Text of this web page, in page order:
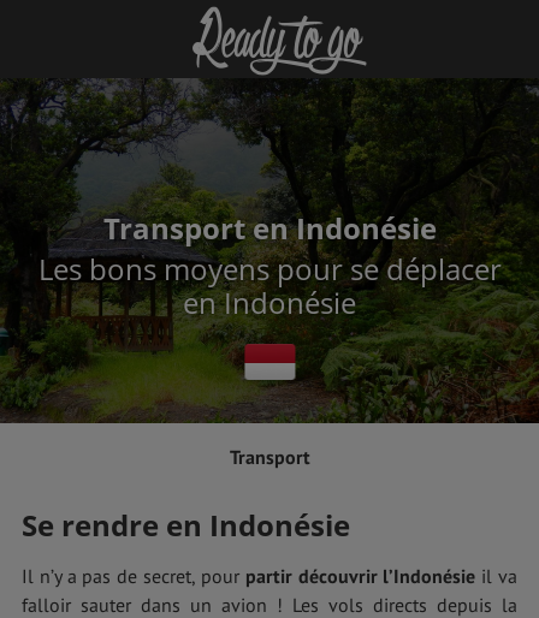
Transport en Indonésie
Les bons moyens pour se déplacer
en Indonésie
Transport
Se rendre en Indonésie
Il n’y a pas de secret, pour partir découvrir l’Indonésie il va
falloir sauter dans un avion ! Les vols directs depuis la